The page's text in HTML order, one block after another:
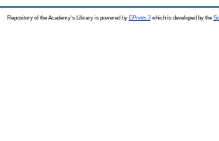
Repository of the Academy's Library is powered by EPrints 3which is developed by the